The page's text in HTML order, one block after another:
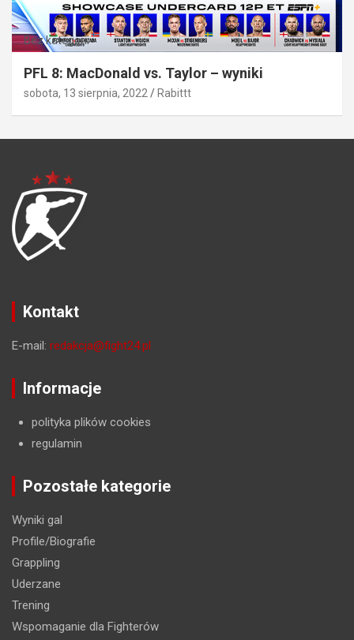
Bez kategorii
PFL 8: MacDonald vs. Taylor – wyniki
sobota, 13 sierpnia, 2022 Rabittt
Kontakt
E-mail: redakcja@fight24.pl
Informacje
polityka plików cookies
regulamin
Pozostałe kategorie
Wyniki gal
Profile/Biografie
Grappling
Uderzane
Trening
Wspomaganie dla Fighterów